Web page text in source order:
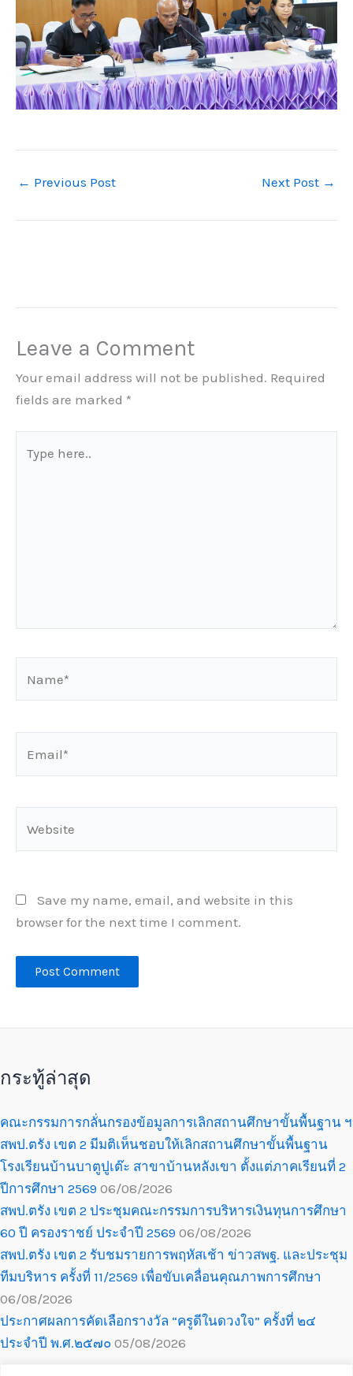
← Previous Post Next Post →
Leave a Comment
Your email address will not be published. Required
fields are marked *
here..
Save my name, email, and website in this
browser for the next time I comment.
กระทู้ล่าสุด
คณะกรรมการกลั่นกรองข้อมูลการเลิกสถานศึกษาขั้นพื้นฐาน ฯ
สพป.ตรัง เขต 2 มีมติเห็นชอบให้เลิกสถานศึกษาขั้นพื้นฐาน
โรงเรียนบ้านบาตูปูเต๊ะ สาขาบ้านหลังเขา ตั้งแต่ภาคเรียนที่ 2
ปีการศึกษา 2569 06/08/2026
สพป.ตรัง เขต 2 ประชุมคณะกรรมการบริหารเงินทุนการศึกษา
60 ปี ครองราชย์ ประจำปี 2569 06/08/2026
สพป.ตรัง เขต 2 รับชมรายการพฤหัสเช้า ข่าวสพฐ. และประชุม
ทีมบริหาร ครั้งที่ 11/2569 เพื่อขับเคลื่อนคุณภาพการศึกษา
06/08/2026
ประกาศผลการคัดเลือกรางวัล “ครูดีในดวงใจ” ครั้งที่ ๒๔
ประจำปี พ.ศ.๒๕๗๐ 05/08/2026